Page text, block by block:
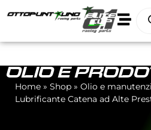
OLIO E
Home » Shop » Olio e
Lubrificante Catena ad Alte